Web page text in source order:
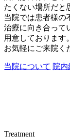
たくない場所だと
当院では患者様の
治療に向き合って
用意しております。
お気軽にご来院く
当院について 院内
Treatment